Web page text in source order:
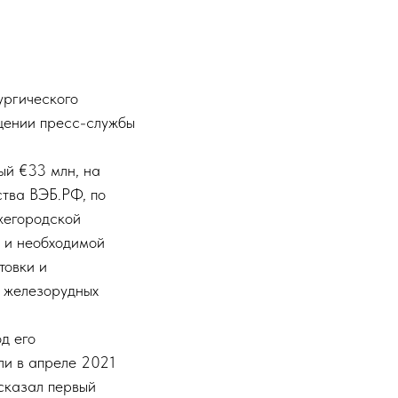
пресс-службы
€33 млн, на
ВЭБ.РФ, по
и необходимой
и
его
в апреле 2021
первый